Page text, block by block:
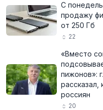
С
продажу
от 250 Гб
22
«Вместо
пижонов»:
рассказал,
россиян
20